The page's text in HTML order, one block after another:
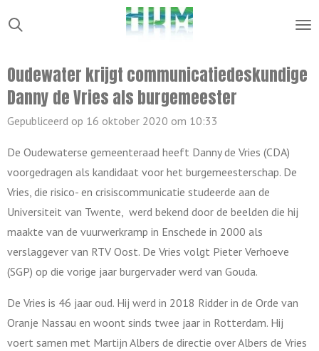
Ga
direct
hoofdinhoud
Oudewater krijgt communicatiedeskundige
Danny de Vries als burgemeester
Gepubliceerd op 16 oktober 2020 om 10:33
De Oudewaterse gemeenteraad heeft Danny de Vries (CDA)
voorgedragen als kandidaat voor het burgemeesterschap. De
Vries, die risico- en crisiscommunicatie studeerde aan de
Universiteit van Twente, werd bekend door de beelden die hij
maakte van de vuurwerkramp in Enschede in 2000 als
verslaggever van RTV Oost. De Vries volgt Pieter Verhoeve
(SGP) op die vorige jaar burgervader werd van Gouda.
De Vries is 46 jaar oud. Hij werd in 2018 Ridder in de Orde van
Oranje Nassau en woont sinds twee jaar in Rotterdam. Hij
voert samen met Martijn Albers de directie over Albers de Vries